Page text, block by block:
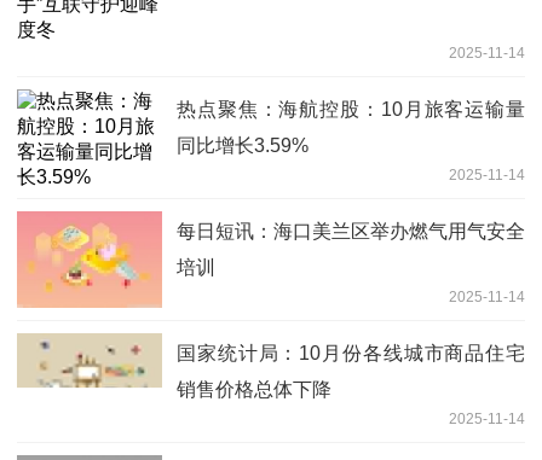
2025-11-14
热点聚焦：海航控股：10月旅客运输量
同比增长3.59%
2025-11-14
每日短讯：海口美兰区举办燃气用气安全
培训
2025-11-14
国家统计局：10月份各线城市商品住宅
销售价格总体下降
2025-11-14